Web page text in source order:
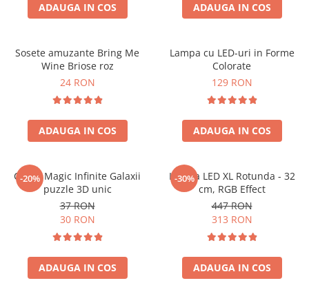
ADAUGA IN COS ADAUGA IN COS
Sosete amuzante Bring Me
Wine Briose roz
24 RON
ADAUGA IN COS
Lampa cu LED-uri in Forme
Colorate
129 RON
ADAUGA IN COS
-20%
Cubul Magic Infinite Galaxii
puzzle 3D unic
37 RON
30 RON
ADAUGA IN COS
-30%
Lampa LED XL Rotunda - 32
cm, RGB Effect
447 RON
313 RON
ADAUGA IN COS